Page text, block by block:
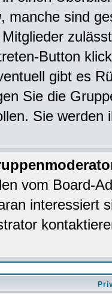
, manche sind
Button
gibt es
Sie die
Sie werden
vom Board-
interessiert